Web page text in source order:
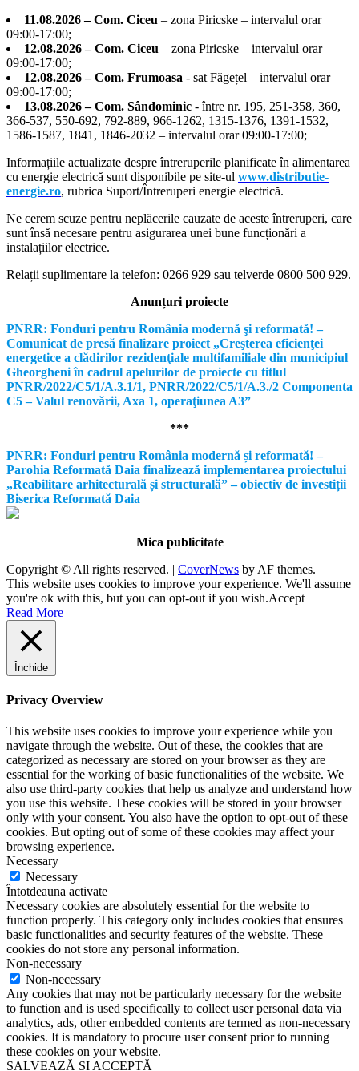
11.08.2026 – Com. Ciceu – zona Piricske – intervalul orar
09:00-17:00;
12.08.2026 – Com. Ciceu – zona Piricske – intervalul orar
09:00-17:00;
12.08.2026 – Com. Frumoasa - sat Făgețel – intervalul orar
09:00-17:00;
13.08.2026 – Com. Sândominic - între nr. 195, 251-358, 360,
366-537, 550-692, 792-889, 966-1262, 1315-1376, 1391-1532,
1586-1587, 1841, 1846-2032 – intervalul orar 09:00-17:00;
Informațiile actualizate despre întreruperile planificate în alimentarea
cu energie electrică sunt disponibile pe site-ul www.distributie-
energie.ro, rubrica Suport/Întreruperi energie electrică.
Ne cerem scuze pentru neplăcerile cauzate de aceste întreruperi, care
sunt însă necesare pentru asigurarea unei bune funcționări a
instalațiilor electrice.
Relații suplimentare la telefon: 0266 929 sau telverde 0800 500 929.
Anunțuri proiecte
PNRR: Fonduri pentru România modernă şi reformată! –
Comunicat de presă finalizare proiect „Creşterea eficienţei
energetice a clădirilor rezidenţiale multifamiliale din municipiul
Gheorgheni în cadrul apelurilor de proiecte cu titlul
PNRR/2022/C5/1/A.3.1/1, PNRR/2022/C5/1/A.3./2 Componenta
C5 – Valul renovării, Axa 1, operaţiunea A3”
***
PNRR: Fonduri pentru România modernă și reformată! –
Parohia Reformată Daia finalizează implementarea proiectului
„Reabilitare arhitecturală și structurală” – obiectiv de investiții
Biserica Reformată Daia
Mica publicitate
Copyright © All rights reserved. | CoverNews by AF themes.
This website uses cookies to improve your experience. We'll assume
you're ok with this, but you can opt-out if you wish.Accept
Read More
Închide
Privacy Overview
This website uses cookies to improve your experience while you
navigate through the website. Out of these, the cookies that are
categorized as necessary are stored on your browser as they are
essential for the working of basic functionalities of the website. We
also use third-party cookies that help us analyze and understand how
you use this website. These cookies will be stored in your browser
only with your consent. You also have the option to opt-out of these
cookies. But opting out of some of these cookies may affect your
browsing experience.
Necessary
Necessary
Întotdeauna activate
Necessary cookies are absolutely essential for the website to
function properly. This category only includes cookies that ensures
basic functionalities and security features of the website. These
cookies do not store any personal information.
Non-necessary
Non-necessary
Any cookies that may not be particularly necessary for the website
to function and is used specifically to collect user personal data via
analytics, ads, other embedded contents are termed as non-necessary
cookies. It is mandatory to procure user consent prior to running
these cookies on your website.
SALVEAZĂ ȘI ACCEPTĂ